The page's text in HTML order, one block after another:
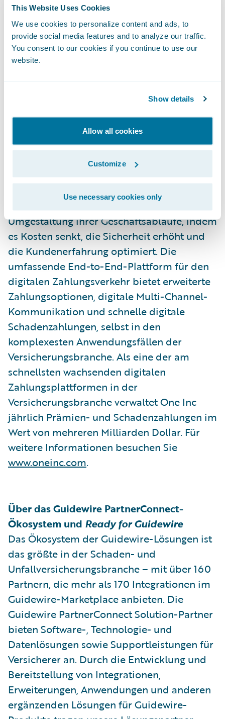
This Website Uses Cookies
We use cookies to personalize content and ads, to
provide social media features and to analyze our traffic.
You consent to our cookies if you continue to use our
website.
Show details
Allow all cookies
Customize
Use necessary cookies only
uns, unsere Partnerschaft durch eine einfach
zu implementierende, sofort einsatzbereite
One Inc-Integration für unsere Cloud-
Kunden von InsuranceNow und
Über One Inc
One Inc modernisiert die
Versicherungsbranche durch ein
einheitliches und reibungslos laufendes
Zahlungsnetzwerk. One Inc konzentriert sich
ausschließlich auf die Versicherungsbranche
und unterstützt Versicherer bei der
Umgestaltung ihrer Geschäftsabläufe, indem
es Kosten senkt, die Sicherheit erhöht und
die Kundenerfahrung optimiert. Die
umfassende End-to-End-Plattform für den
digitalen Zahlungsverkehr bietet erweiterte
Zahlungsoptionen, digitale Multi-Channel-
Kommunikation und schnelle digitale
Schadenzahlungen, selbst in den
komplexesten Anwendungsfällen der
Versicherungsbranche. Als eine der am
schnellsten wachsenden digitalen
Zahlungsplattformen in der
Versicherungsbranche verwaltet One Inc
jährlich Prämien- und Schadenzahlungen im
Wert von mehreren Milliarden Dollar. Für
weitere Informationen besuchen Sie
www.oneinc.com.
Über das Guidewire PartnerConnect-
Ökosystem und Ready for Guidewire
Das Ökosystem der Guidewire-Lösungen ist
das größte in der Schaden- und
Unfallversicherungsbranche – mit über 160
Partnern, die mehr als 170 Integrationen im
Guidewire-Marketplace anbieten. Die
Guidewire PartnerConnect Solution-Partner
bieten Software-, Technologie- und
Datenlösungen sowie Supportleistungen für
Versicherer an. Durch die Entwicklung und
Bereitstellung von Integrationen,
Erweiterungen, Anwendungen und anderen
ergänzenden Lösungen für Guidewire-